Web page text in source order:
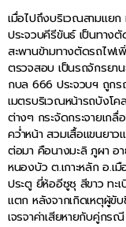
เมื่อไปถึงบริเวณสามแย
ประจวบคีรีขันธ์ เป็นทา
สะพานข้ามทางตัดรถไฟเ
ตรวจสอบ เป็นรถจักรยา
กบล 666 ประจวบฯ ถูกร
เมตรบริเวณหน้ารถบังโค
ต่างๆ กระจัดกระจายเก
คว่ำหน้า สวมเสื้อแขนยา
ต่อมา คือนางมะลิ ภูผา อ
หนองบัว ต.เกาะหลัก อ.เ
ประตู ยี่ห้ออีซูซุ สีขาว ทะ
แตก หลังจากเกิดเหตุผู้ขั
เจรจาค่าเสียหายกับคู่กรณี